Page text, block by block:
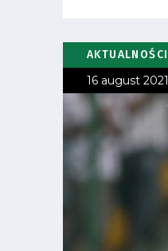
AKTUALNOŚCI
16 august 2021